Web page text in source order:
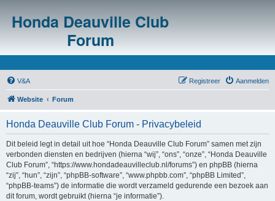
Honda Deauville Club
Forum
V&A Aanmelden
Registreer
Website Forum
Honda Deauville Club Forum - Privacybeleid
Dit beleid legt in detail uit hoe “Honda Deauville Club Forum” samen met zijn
verbonden diensten en bedrijven (hierna “wij”, “ons”, “onze”, “Honda Deauville
Club Forum”, “https://www.hondadeauvilleclub.nl/forums”) en phpBB (hierna
“zij”, “hun”, “zijn”, “phpBB-software”, “www.phpbb.com”, “phpBB Limited”,
“phpBB-teams”) de informatie die wordt verzameld gedurende een bezoek aan
dit forum, wordt gebruikt (hierna “je informatie”).